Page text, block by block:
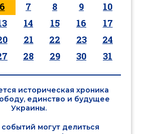
6 7 8 9
10
14 15 16
17
21 22 23
24
28 29 30 31
историческая хроника
единство и будущее
Украины.
могут делиться